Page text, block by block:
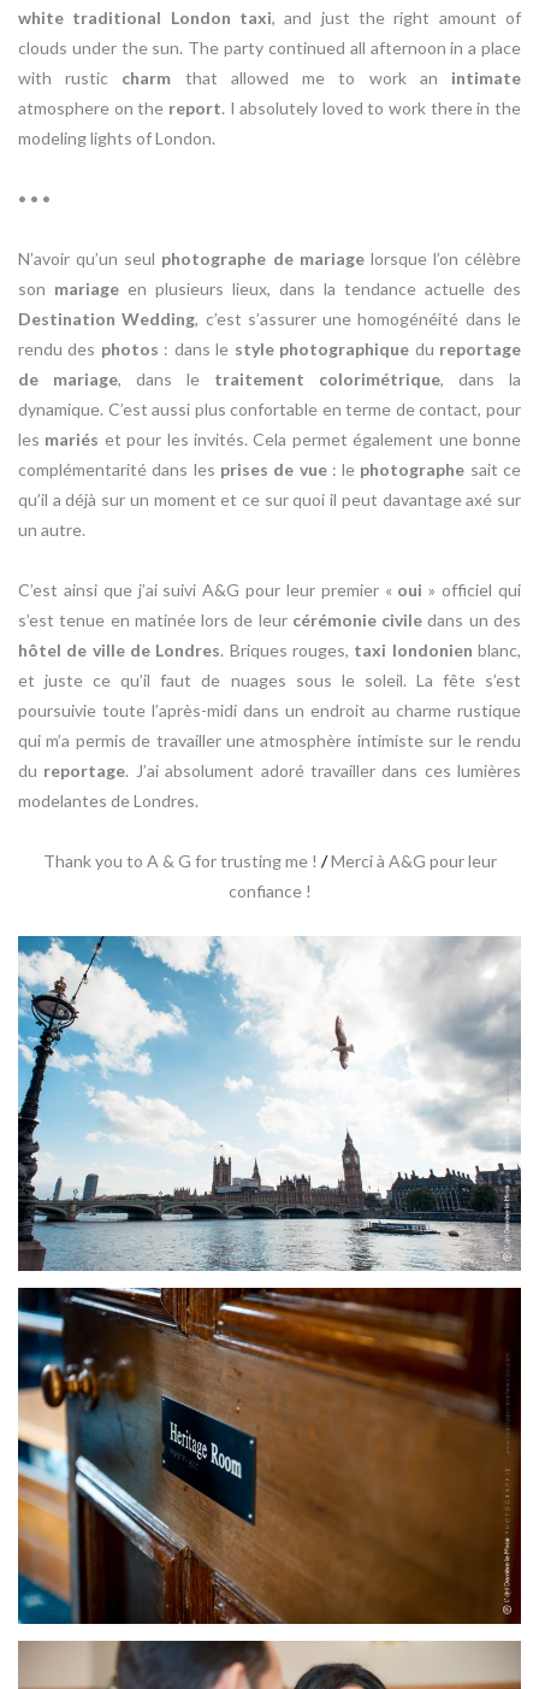
white traditional London taxi, and just the right amount of
clouds under the sun. The party continued all afternoon in a place
with rustic charm that allowed me to work an intimate
atmosphere on the report. I absolutely loved to work there in the
modeling lights of London.
• • •
N’avoir qu’un seul photographe de mariagelorsque l’on célèbre
son mariage en plusieurs lieux, dans la tendance actuelle des
Destination Wedding, c’est s’assurer une homogénéité dans le
rendu des photos : dans le style photographique du reportage
de mariage, dans le traitement colorimétrique, dans la
dynamique. C’est aussi plus confortable en terme de contact, pour
les mariés et pour les invités. Cela permet également une bonne
complémentarité dans les prises de vue: le photographe sait ce
qu’il a déjà sur un moment et ce sur quoi il peut davantage axé sur
un autre.
C’est ainsi que j’ai suivi A&G pour leur premier « oui » officiel qui
s’est tenue en matinée lors de leur cérémonie civile dans un des
hôtel de ville de Londres. Briques rouges, taxi londonien blanc,
et juste ce qu’il faut de nuages sous le soleil. La fête s’est
poursuivie toute l’après-midi dans un endroit au charme rustique
qui m’a permis de travailler une atmosphère intimiste sur le rendu
du reportage. J’ai absolument adoré travailler dans ces lumières
modelantes de Londres.
Thank you to A & G for trusting me ! /Merci à A&G pour leur
confiance !